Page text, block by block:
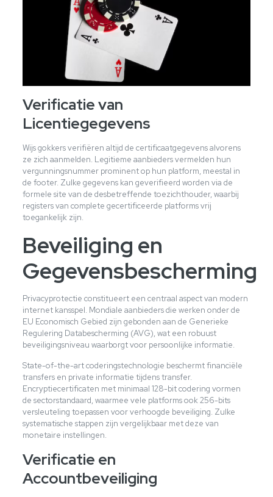
Verificatie van
Licentiegegevens
Wijs gokkers verifiëren altijd de certificaatgegevens alvorens
ze zich aanmelden. Legitieme aanbieders vermelden hun
vergunningsnummer prominent op hun platform, meestal in
de footer. Zulke gegevens kan geverifieerd worden via de
formele site van de desbetreffende toezichthouder, waarbij
registers van complete gecertificeerde platforms vrij
toegankelijk zijn.
Beveiliging en
Gegevensbescherming
Privacyprotectie constitueert een centraal aspect van modern
internet kansspel. Mondiale aanbieders die werken onder de
EU Economisch Gebied zijn gebonden aan de Generieke
Regulering Databescherming (AVG), wat een robuust
beveiligingsniveau waarborgt voor persoonlijke informatie.
State-of-the-art coderingstechnologie beschermt financiële
transfers en private informatie tijdens transfer.
Encryptiecertificaten met minimaal 128-bit codering vormen
de sectorstandaard, waarmee vele platforms ook 256-bits
versleuteling toepassen voor verhoogde beveiliging. Zulke
systematische stappen zijn vergelijkbaar met deze van
monetaire instellingen.
Verificatie en
Accountbeveiliging